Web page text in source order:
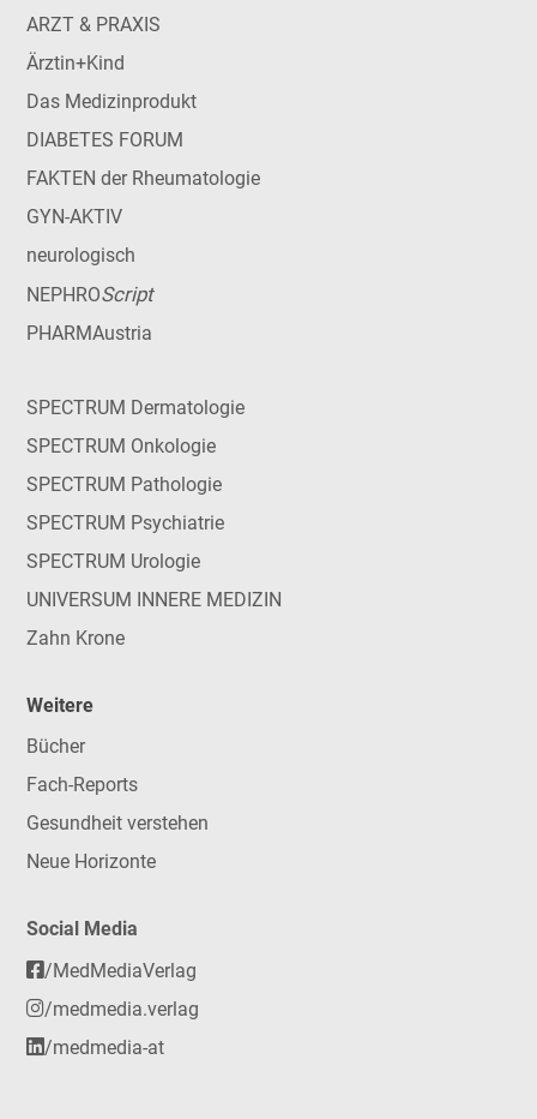
ARZT & PRAXIS
Ärztin+Kind
Das Medizinprodukt
DIABETES FORUM
FAKTEN der Rheumatologie
GYN-AKTIV
neurologisch
NEPHROScript
PHARMAustria
SPECTRUM Dermatologie
SPECTRUM Onkologie
SPECTRUM Pathologie
SPECTRUM Psychiatrie
SPECTRUM Urologie
UNIVERSUM INNERE MEDIZIN
Zahn Krone
Weitere
Bücher
Fach-Reports
Gesundheit verstehen
Neue Horizonte
Social Media
/MedMediaVerlag
/medmedia.verlag
/medmedia-at